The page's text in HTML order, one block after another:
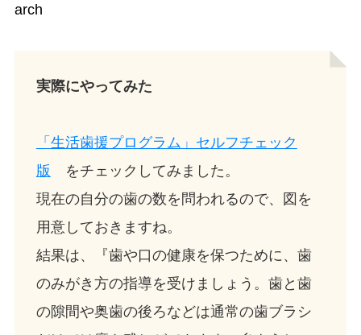
arch
実際にやってみた
「生活歯援プログラム」セルフチェック
版 をチェックしてみました。
現在の自分の歯の数を問われるので、図を
用意しておきますね。
結果は、『歯や口の健康を保つために、歯
のみがき方の指導を受けましょう。歯と歯
の隙間や奥歯の後ろなどは通常の歯ブラシ